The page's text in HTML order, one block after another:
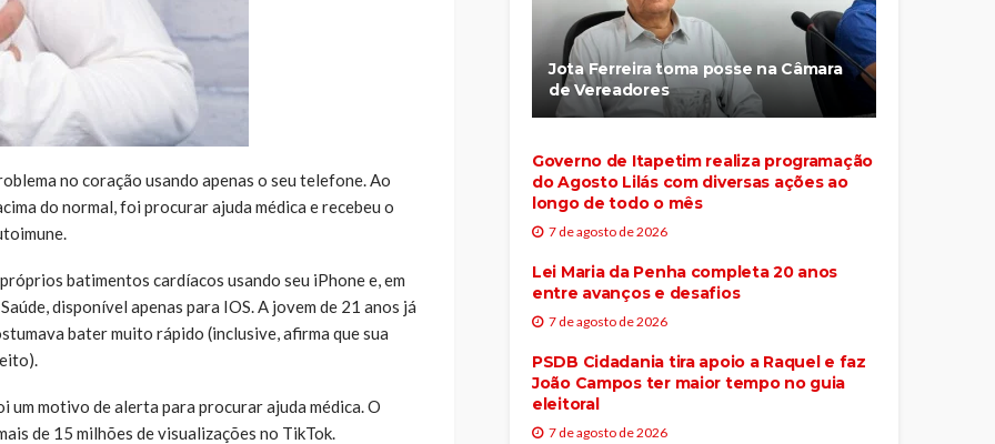
no coração usando apenas o seu telefone. Ao
do normal, foi procurar ajuda médica e recebeu o
batimentos cardíacos usando seu iPhone e, em
disponível apenas para IOS. A jovem de 21 anos já
bater muito rápido (inclusive, afirma que sua
motivo de alerta para procurar ajuda médica. O
de 15 milhões de visualizações no TikTok.
Jota Ferreira toma posse na Câmara
de Vereadores
Governo de Itapetim realiza programação
do Agosto Lilás com diversas ações ao
longo de todo o mês
7 de agosto de 2026
Lei Maria da Penha completa 20 anos
entre avanços e desafios
7 de agosto de 2026
PSDB Cidadania tira apoio a Raquel e faz
João Campos ter maior tempo no guia
eleitoral
7 de agosto de 2026